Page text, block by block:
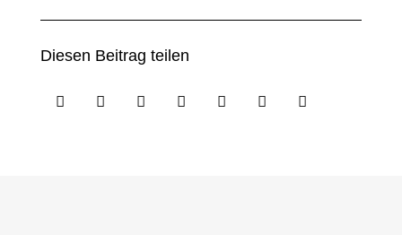
Diesen Beitrag teilen
      